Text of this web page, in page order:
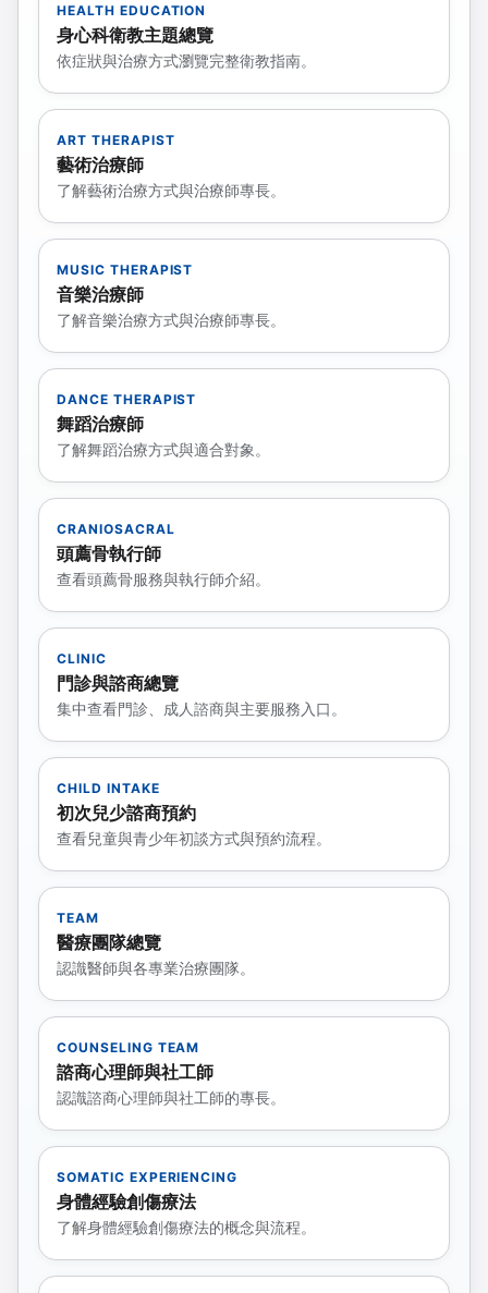
HEALTH EDUCATION
身心科衛教主題總覽
依症狀與治療方式瀏覽完整衛教指南。
ART THERAPIST
藝術治療師
了解藝術治療方式與治療師專長。
MUSIC THERAPIST
音樂治療師
了解音樂治療方式與治療師專長。
DANCE THERAPIST
舞蹈治療師
了解舞蹈治療方式與適合對象。
CRANIOSACRAL
頭薦骨執行師
查看頭薦骨服務與執行師介紹。
CLINIC
門診與諮商總覽
集中查看門診、成人諮商與主要服務入口。
CHILD INTAKE
初次兒少諮商預約
查看兒童與青少年初談方式與預約流程。
TEAM
醫療團隊總覽
認識醫師與各專業治療團隊。
COUNSELING TEAM
諮商心理師與社工師
認識諮商心理師與社工師的專長。
SOMATIC EXPERIENCING
身體經驗創傷療法
了解身體經驗創傷療法的概念與流程。